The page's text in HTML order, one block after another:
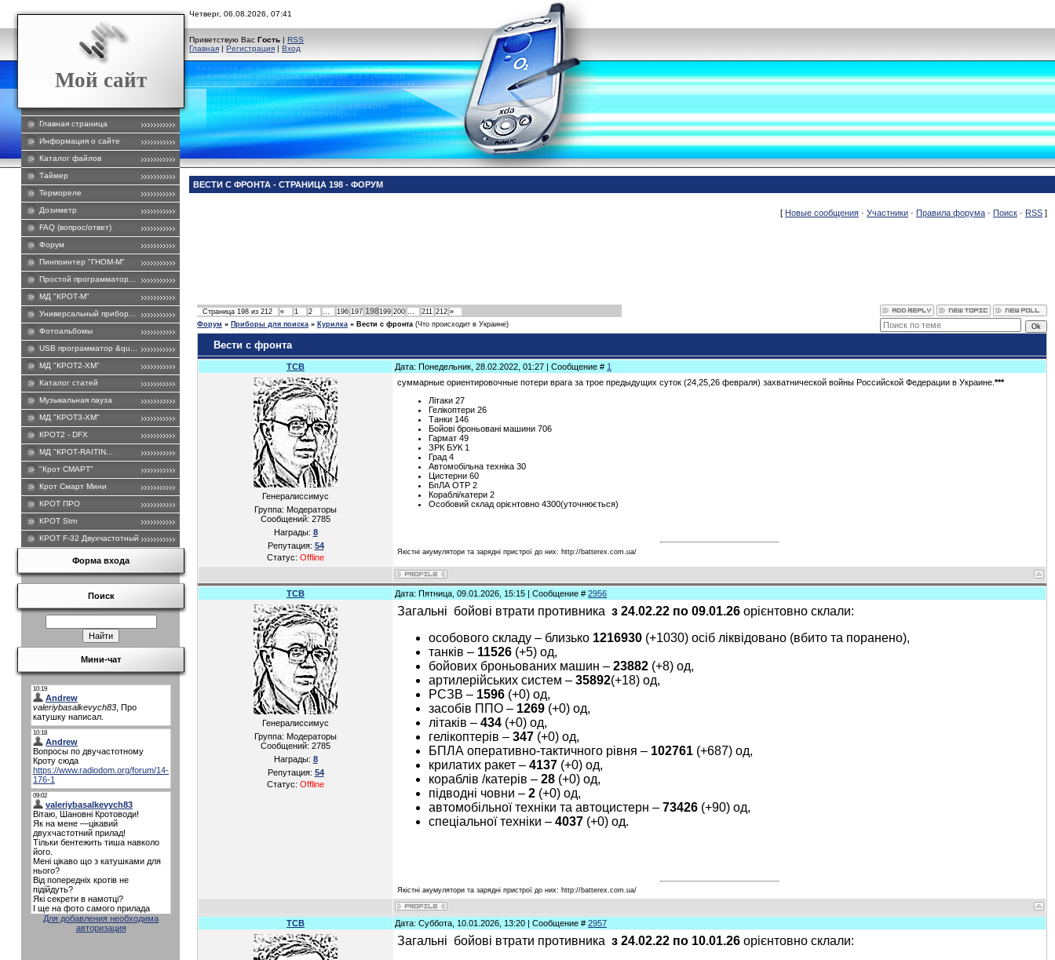
Мой сайт
Главная страница
Информация о сайте
Каталог файлов
Таймер
Термореле
Дозиметр
FAQ (вопрос/ответ)
Форум
Пинпоинтер "ГНОМ-М"
Простой программатор...
МД "КРОТ-М"
Универсальный прибор...
Фотоальбомы
USB программатор &qu...
МД "КРОТ2-ХМ"
Каталог статей
Музыкальная пауза
МД "КРОТ3-ХМ"
КРОТ2 - DFХ
МД "КРОТ-RAITIN...
"Крот СМАРТ"
Крот Смарт Мини
КРОТ ПРО
КРОТ Stm
КРОТ F-32 Двухчастотный .
Форма входа
Поиск
Мини-чат
Для добавления необходима
авторизация
Четверг, 06.08.2026, 07:41
Приветствую Вас Гость | RSS
Главная | Регистрация | Вход
ВЕСТИ С ФРОНТА - СТРАНИЦА 198 - ФОРУМ
[ Новые сообщения · Участники · Правила форума · Поиск · RSS ]
Страница 198 из 212 « 1 2 … 196 197 198199 200 … 211 212 »
Форум » Приборы для поиска » Курилка » Вести с фронта (Что происходит в Украине)
Вести с фронта
TCB Дата: Понедельник, 28.02.2022, 01:27 | Сообщение # 1
Генералиссимус
Группа: Модераторы
Сообщений: 2785
Награды: 8
Репутация: 54
Статус: Offline
суммарные ориентировочные потери врага за трое предыдущих суток (24,25,26 февраля) захватнической войны Российской Федерации в Украине. ***
Літаки 27
Гелікоптери 26
Танки 146
Бойові броньовані машини 706
Гармат 49
ЗРК БУК 1
Град 4
Автомобільна техніка 30
Цистерни 60
БпЛА ОТР 2
Кораблі/катери 2
Особовий склад орієнтовно 4300(уточнюється)
Якістні акумулятори та зарядні пристрої до них: http://batterex.com.ua/
TCB Дата: Пятница, 09.01.2026, 15:15 | Сообщение # 2956
Генералиссимус
Группа: Модераторы
Сообщений: 2785
Награды: 8
Репутация: 54
Статус: Offline
Загальні бойові втрати противника з 24.02.22 по 09.01.26 орієнтовно склали:
особового складу ‒ близько 1216930 (+1030) осіб ліквідовано (вбито та поранено),
танків ‒ 11526 (+5) од,
бойових броньованих машин ‒ 23882 (+8) од,
артилерійських систем – 35892(+18) од,
РСЗВ – 1596 (+0) од,
засобів ППО ‒ 1269 (+0) од,
літаків – 434 (+0) од,
гелікоптерів – 347 (+0) од,
БПЛА оперативно-тактичного рівня – 102761 (+687) од,
крилатих ракет ‒ 4137 (+0) од,
кораблів /катерів ‒ 28 (+0) од,
підводні човни – 2 (+0) од,
автомобільної техніки та автоцистерн – 73426 (+90) од,
спеціальної техніки ‒ 4037 (+0) од.
Якістні акумулятори та зарядні пристрої до них: http://batterex.com.ua/
TCB Дата: Суббота, 10.01.2026, 13:20 | Сообщение # 2957
Загальні бойові втрати противника з 24.02.22 по 10.01.26 орієнтовно склали: